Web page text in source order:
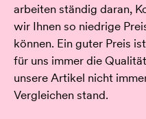
arbeiten ständig daran,
wir Ihnen so niedrige
können. Ein guter Preis
für uns immer die
unsere Artikel nicht
Vergleichen stand.